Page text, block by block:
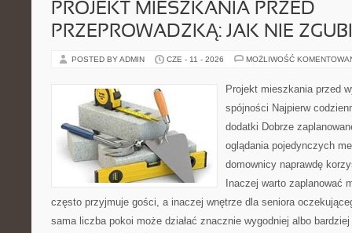
PROJEKT MIESZKANIA PRZED
PRZEPROWADZKĄ: JAK NIE
POSTED BY ADMIN CZE - 11 - 2026 MOŻLIWOŚĆ
Projekt mieszkania przed
spójności Najpierw
dodatki Dobrze
oglądania pojedynczych
domownicy naprawdę
Inaczej warto zaplanować
często przyjmuje gości, a inaczej wnętrze dla seniora
sama liczba pokoi może działać znacznie wygodniej albo